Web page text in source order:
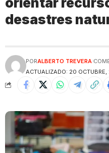
desastres
ACTUALIZADO: 20
PORALBERTO TREVERA